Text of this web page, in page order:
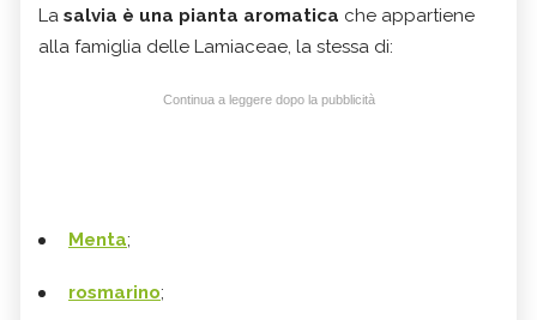
La salvia è una pianta aromatica che appartiene
alla famiglia delle Lamiaceae, la stessa di:
Continua a leggere dopo la pubblicità
Menta;
rosmarino;